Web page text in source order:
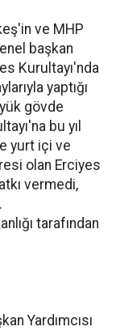
ve MHP
başkan
Kurultayı'nda
yaptığı
gövde
bu yıl
yurt içi ve
olan Erciyes
vermedi,
tarafından
Yardımcısı